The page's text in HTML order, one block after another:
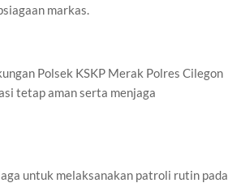
markas.
Polsek KSKP Merak Polres Cilegon
tetap aman serta menjaga
untuk melaksanakan patroli rutin pada